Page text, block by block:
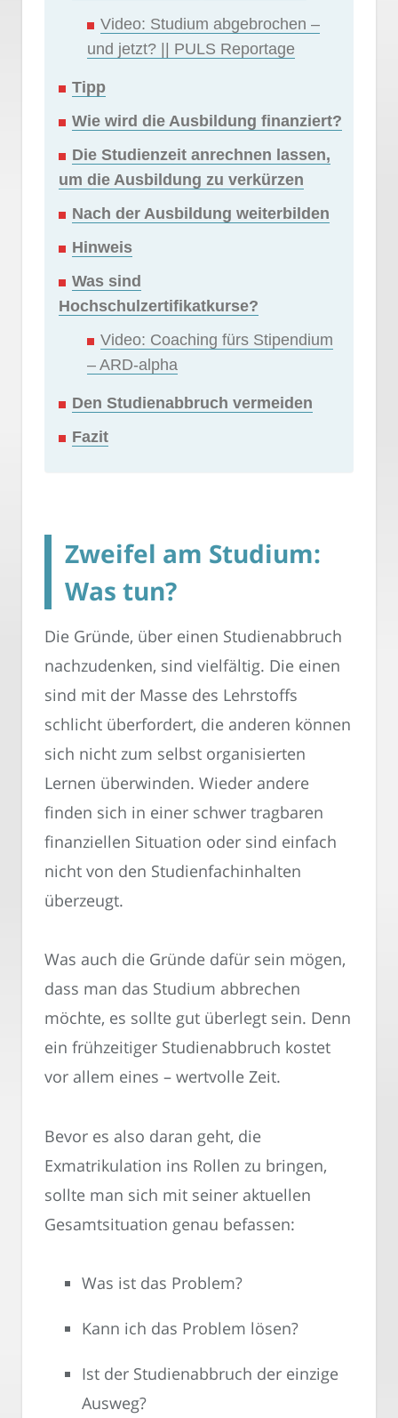
Video: Studium abgebrochen –
und jetzt? || PULS Reportage
Tipp
Wie wird die Ausbildung finanziert?
Die Studienzeit anrechnen lassen,
um die Ausbildung zu verkürzen
Nach der Ausbildung weiterbilden
Hinweis
Was sind
Hochschulzertifikatkurse?
Video: Coaching fürs Stipendium
– ARD-alpha
Den Studienabbruch vermeiden
Fazit
Zweifel am Studium:
Was tun?
Die Gründe, über einen Studienabbruch
nachzudenken, sind vielfältig. Die einen
sind mit der Masse des Lehrstoffs
schlicht überfordert, die anderen können
sich nicht zum selbst organisierten
Lernen überwinden. Wieder andere
finden sich in einer schwer tragbaren
finanziellen Situation oder sind einfach
nicht von den Studienfachinhalten
überzeugt.
Was auch die Gründe dafür sein mögen,
dass man das Studium abbrechen
möchte, es sollte gut überlegt sein. Denn
ein frühzeitiger Studienabbruch kostet
vor allem eines – wertvolle Zeit.
Bevor es also daran geht, die
Exmatrikulation ins Rollen zu bringen,
sollte man sich mit seiner aktuellen
Gesamtsituation genau befassen:
Was ist das Problem?
Kann ich das Problem lösen?
Ist der Studienabbruch der einzige
Ausweg?